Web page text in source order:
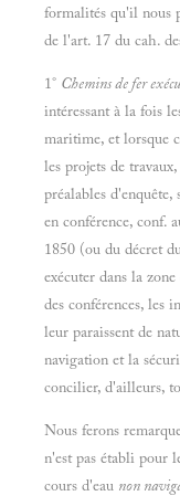
formalités qu'il nous
de l'art. 17 du cah.
1° Chemins de fer
intéressant à la fois
maritime, et lorsque
les projets de
préalables d'enquête,
en conférence, conf.
1850 (ou du décret
exécuter dans la
des conférences, les
leur paraissent de
navigation et la
concilier, d'ailleurs,
Nous ferons
n'est pas établi pour
cours d'eau non